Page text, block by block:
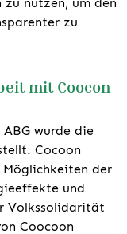
zu
mit Coocon
wurde die
Cocoon
der
und
Volkssolidarität
Coocoon